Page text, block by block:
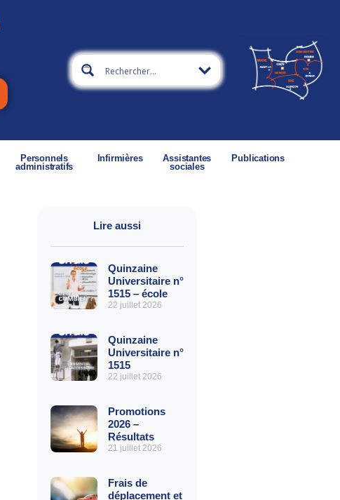
Personnels
administratifs
Infirmières
Assistantes
sociales
Publications
Lire aussi
Quinzaine
Universitaire n°
1515 – école
22 juillet 2026
Quinzaine
Universitaire n°
1515
22 juillet 2026
Promotions
2026 –
Résultats
21 juillet 2026
Frais de
déplacement et